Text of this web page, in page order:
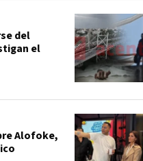
del
el
Alofoke,